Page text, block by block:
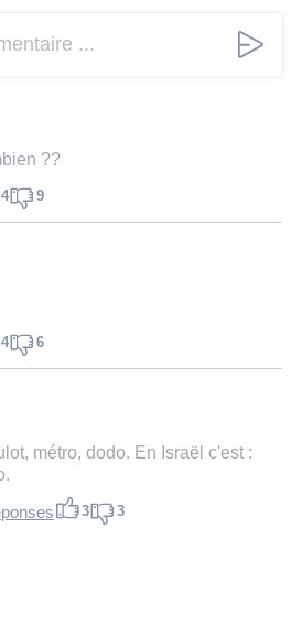
...
??
4 9
4 6
métro, dodo. En Israël c'est :
3 3